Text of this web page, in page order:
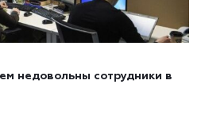
недовольны сотрудники в